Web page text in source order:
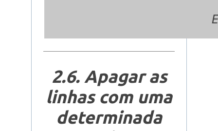
2.6. Apagar as
linhas com uma
determinada